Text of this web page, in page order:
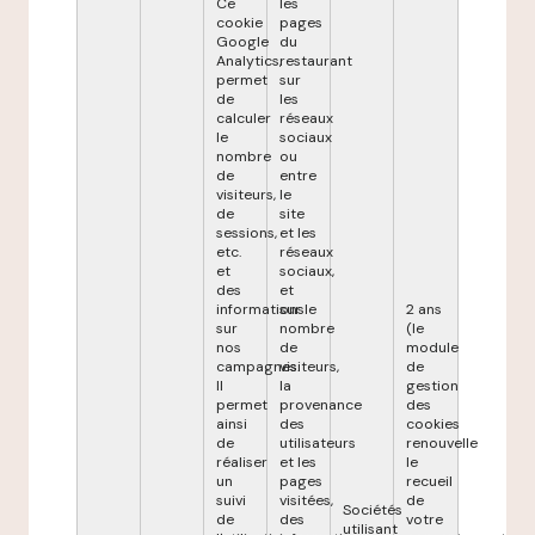
cookie
Google
Analytics,
permet
de
calculer
le
nombre
de
visiteurs,
de
sessions,
etc.
et
des
informations
sur
nos
campagnes.
Il
permet
ainsi
de
réaliser
un
suivi
de
pages
du
restaurant
sur
les
réseaux
sociaux
ou
entre
le
site
et les
réseaux
sociaux,
et
sur le
nombre
de
visiteurs,
la
provenance
des
utilisateurs
et les
pages
visitées,
des
Sociétés
utilisant
2 ans
(le
module
de
gestion
des
cookies
renouvelle
le
recueil
de
votre